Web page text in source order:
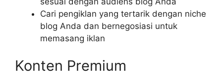
Cari pengiklan yang tertarik dengan niche
blog Anda dan bernegosiasi untuk
memasang iklan
Konten Premium